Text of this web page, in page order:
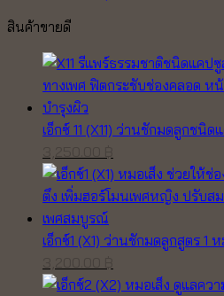
สินค้าขายดี
เอ็กซ์ 11 (X11) ว่านชักมดลูกชนิด
price
was:
3,550.00 ฿.
price
is:
เอ็กซ์1 (X1) ว่านชักมดลูกสูตร 1 ห
price
price